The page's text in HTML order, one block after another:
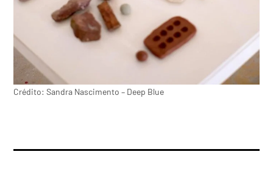
Crédito: Sandra Nascimento – Deep Blue